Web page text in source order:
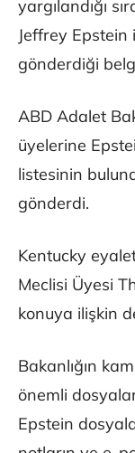
yargılandığı
Jeffrey Epstein
gönderdiği
ABD Adalet
üyelerine
listesinin
gönderdi.
Kentucky
Meclisi Üyesi
konuya ilişkin
Bakanlığın
önemli
Epstein